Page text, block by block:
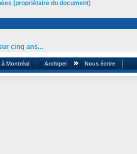
(propriétaire du document)
cinq ans...
à Montréal Archipel Nous écrire